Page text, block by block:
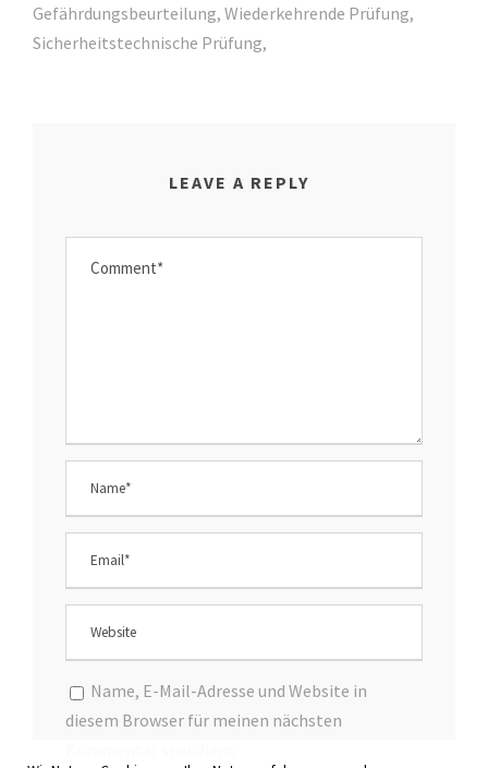
Gefährdungsbeurteilung, Wiederkehrende Prüfung,
Sicherheitstechnische Prüfung,
LEAVE A REPLY
Name, E-Mail-Adresse und Website in
diesem Browser für meinen nächsten